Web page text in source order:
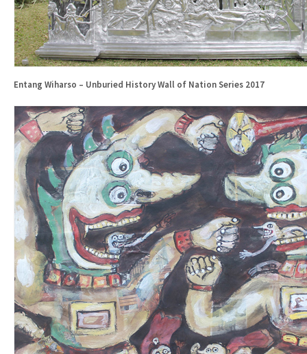
Entang Wiharso – Unburied History Wall of Nation Series 2017